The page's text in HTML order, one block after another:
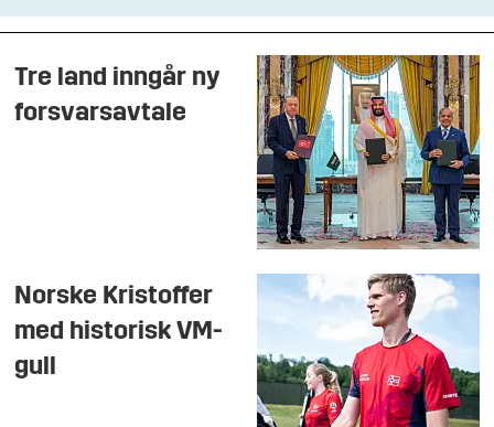
Tre land inngår ny
forsvarsavtale
Norske Kristoffer
med historisk VM-
gull